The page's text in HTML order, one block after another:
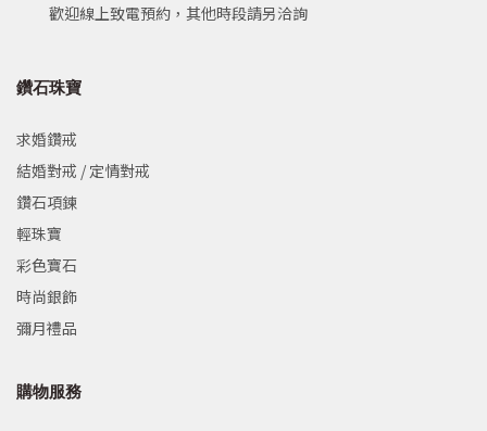
歡迎線上致電預約，其他時段請另洽詢
鑽石珠寶
求婚鑽戒
結婚對戒 / 定情對戒
鑽石項鍊
輕珠寶
彩色寶石
時尚銀飾
彌月禮品
購物服務